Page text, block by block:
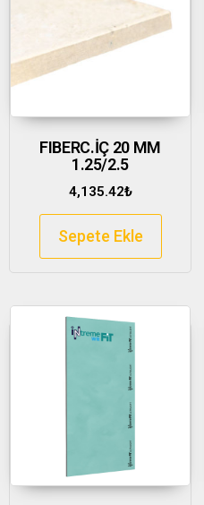
FIBERC.İÇ 20 MM
1.25/2.5
4,135.42₺
Sepete Ekle